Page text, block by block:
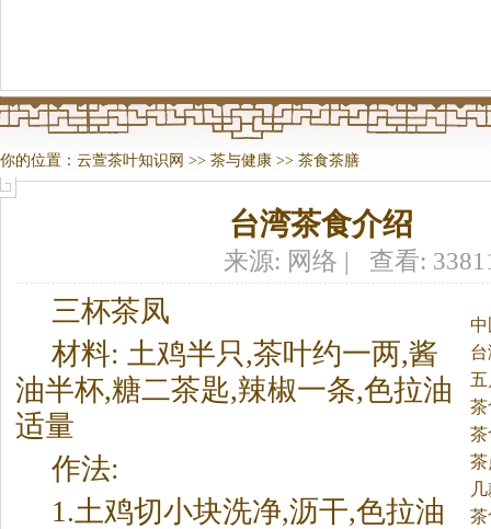
你的位置： 云萱茶叶知识网 >> 茶与健康 >> 茶食茶膳
台湾茶食介绍
来源: 网络 | 查看:
茶
茶
三杯茶凤
材料: 土鸡半只,茶叶约一两,酱
油半杯,糖二茶匙,辣椒一条,色拉油
适量
作法:
1.土鸡切小块洗净,沥干,色拉油